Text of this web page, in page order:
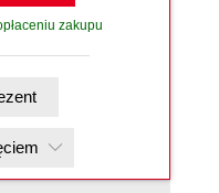
zakupu
prezent